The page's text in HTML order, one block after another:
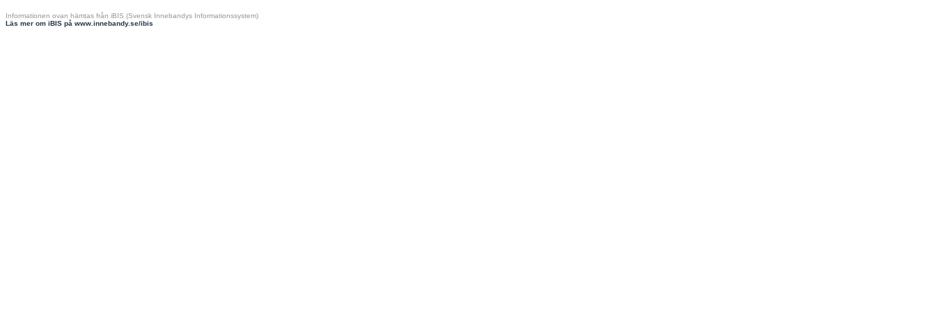
Informationen ovan hämtas från iBIS (Svensk Innebandys Informationssystem)
Läs mer om iBIS på www.innebandy.se/ibis